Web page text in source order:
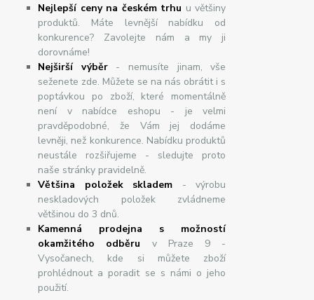
Nejlepší ceny na českém trhu u většiny
produktů. Máte levnější nabídku od
konkurence? Zavolejte nám a my ji
dorovnáme!
Nejširšívýběr- nemusíte jinam, vše
seženete zde. Můžete se na nás obrátit i s
poptávkou po zboží, které momentálně
není v nabídce eshopu - je velmi
pravděpodobné, že Vám jej dodáme
levněji, než konkurence. Nabídku produktů
neustále rozšiřujeme - sledujte proto
naše stránky pravidelně.
Většina položek skladem - výrobu
neskladových položek zvládneme
většinou do 3 dnů.
Kamenná prodejna s možností
okamžitého odběru v Praze 9 -
Vysočanech, kde si můžete zboží
prohlédnout a poradit se s námi o jeho
použití.